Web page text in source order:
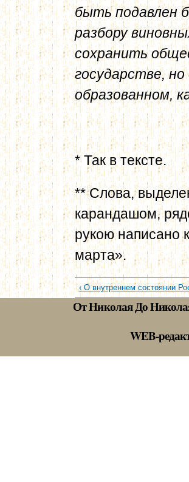
быть подавлен
разбору
сохранить
государстве,
образованном,
* Так в тексте.
** Слова,
карандашом,
рукою написано
марта».
‹ О внутреннем состоянии
От Николая До
WEB-